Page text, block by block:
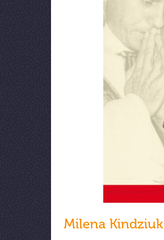
Milena Kindziuk